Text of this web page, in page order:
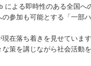
による即時性のある全国へ
参加も可能とする「一部
在落ち着きを見せていま
策を講じながら社会活動